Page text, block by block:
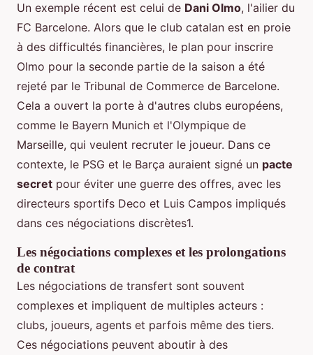
Un exemple récent est celui de Dani Olmo, l'ailier du
FC Barcelone. Alors que le club catalan est en proie
à des difficultés financières, le plan pour inscrire
Olmo pour la seconde partie de la saison a été
rejeté par le Tribunal de Commerce de Barcelone.
Cela a ouvert la porte à d'autres clubs européens,
comme le Bayern Munich et l'Olympique de
Marseille, qui veulent recruter le joueur. Dans ce
contexte, le PSG et le Barça auraient signé un pacte
secret pour éviter une guerre des offres, avec les
directeurs sportifs Deco et Luis Campos impliqués
dans ces négociations discrètes1.
Les négociations complexes et les prolongations
de contrat
Les négociations de transfert sont souvent
complexes et impliquent de multiples acteurs :
clubs, joueurs, agents et parfois même des tiers.
Ces négociations peuvent aboutir à des